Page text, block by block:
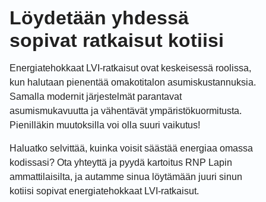
Löydetään yhdessä
sopivat ratkaisut kotiisi
Energiatehokkaat LVI-ratkaisut ovat keskeisessä roolissa,
kun halutaan pienentää omakotitalon asumiskustannuksia.
Samalla modernit järjestelmät parantavat
asumismukavuutta ja vähentävät ympäristökuormitusta.
Pienilläkin muutoksilla voi olla suuri vaikutus!
Haluatko selvittää, kuinka voisit säästää energiaa omassa
kodissasi? Ota yhteyttä ja pyydä kartoitus RNP Lapin
ammattilaisilta, ja autamme sinua löytämään juuri sinun
kotiisi sopivat energiatehokkaat LVI-ratkaisut.